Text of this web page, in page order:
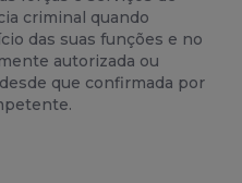
criminal quando
das suas funções e no
autorizada ou
que confirmada por